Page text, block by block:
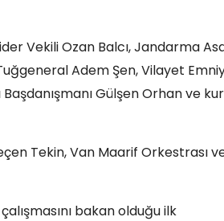
Vekili Ozan Balcı, Jandarma
Adem Şen, Vilayet
Gülşen Orhan ve
Tekin, Van Maarif Orkestrası
bakan olduğu ilk